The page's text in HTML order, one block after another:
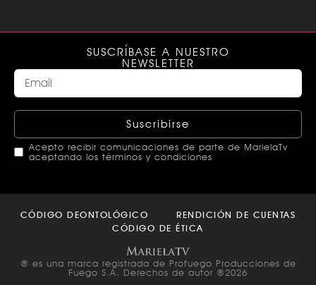
SUSCRÍBASE A NUESTRO
NEWSLETTER
Suscribirse
Acepto recibir comunicaciones de parte de MarielaTv
aceptando los términos y condiciones
should
CÓDIGO DEONTOLÓGICO
RENDICIÓN DE CUENTAS
CÓDIGO DE ÉTICA
® es una marca registrada de Profuego Producciones de
Fuego S.A. Derechos de autor ®2026